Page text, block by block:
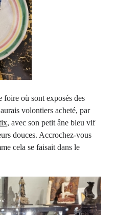
foire où sont exposés des
volontiers acheté, par
, avec son petit âne bleu vif
douces. Accrochez-vous
cela se faisait dans le